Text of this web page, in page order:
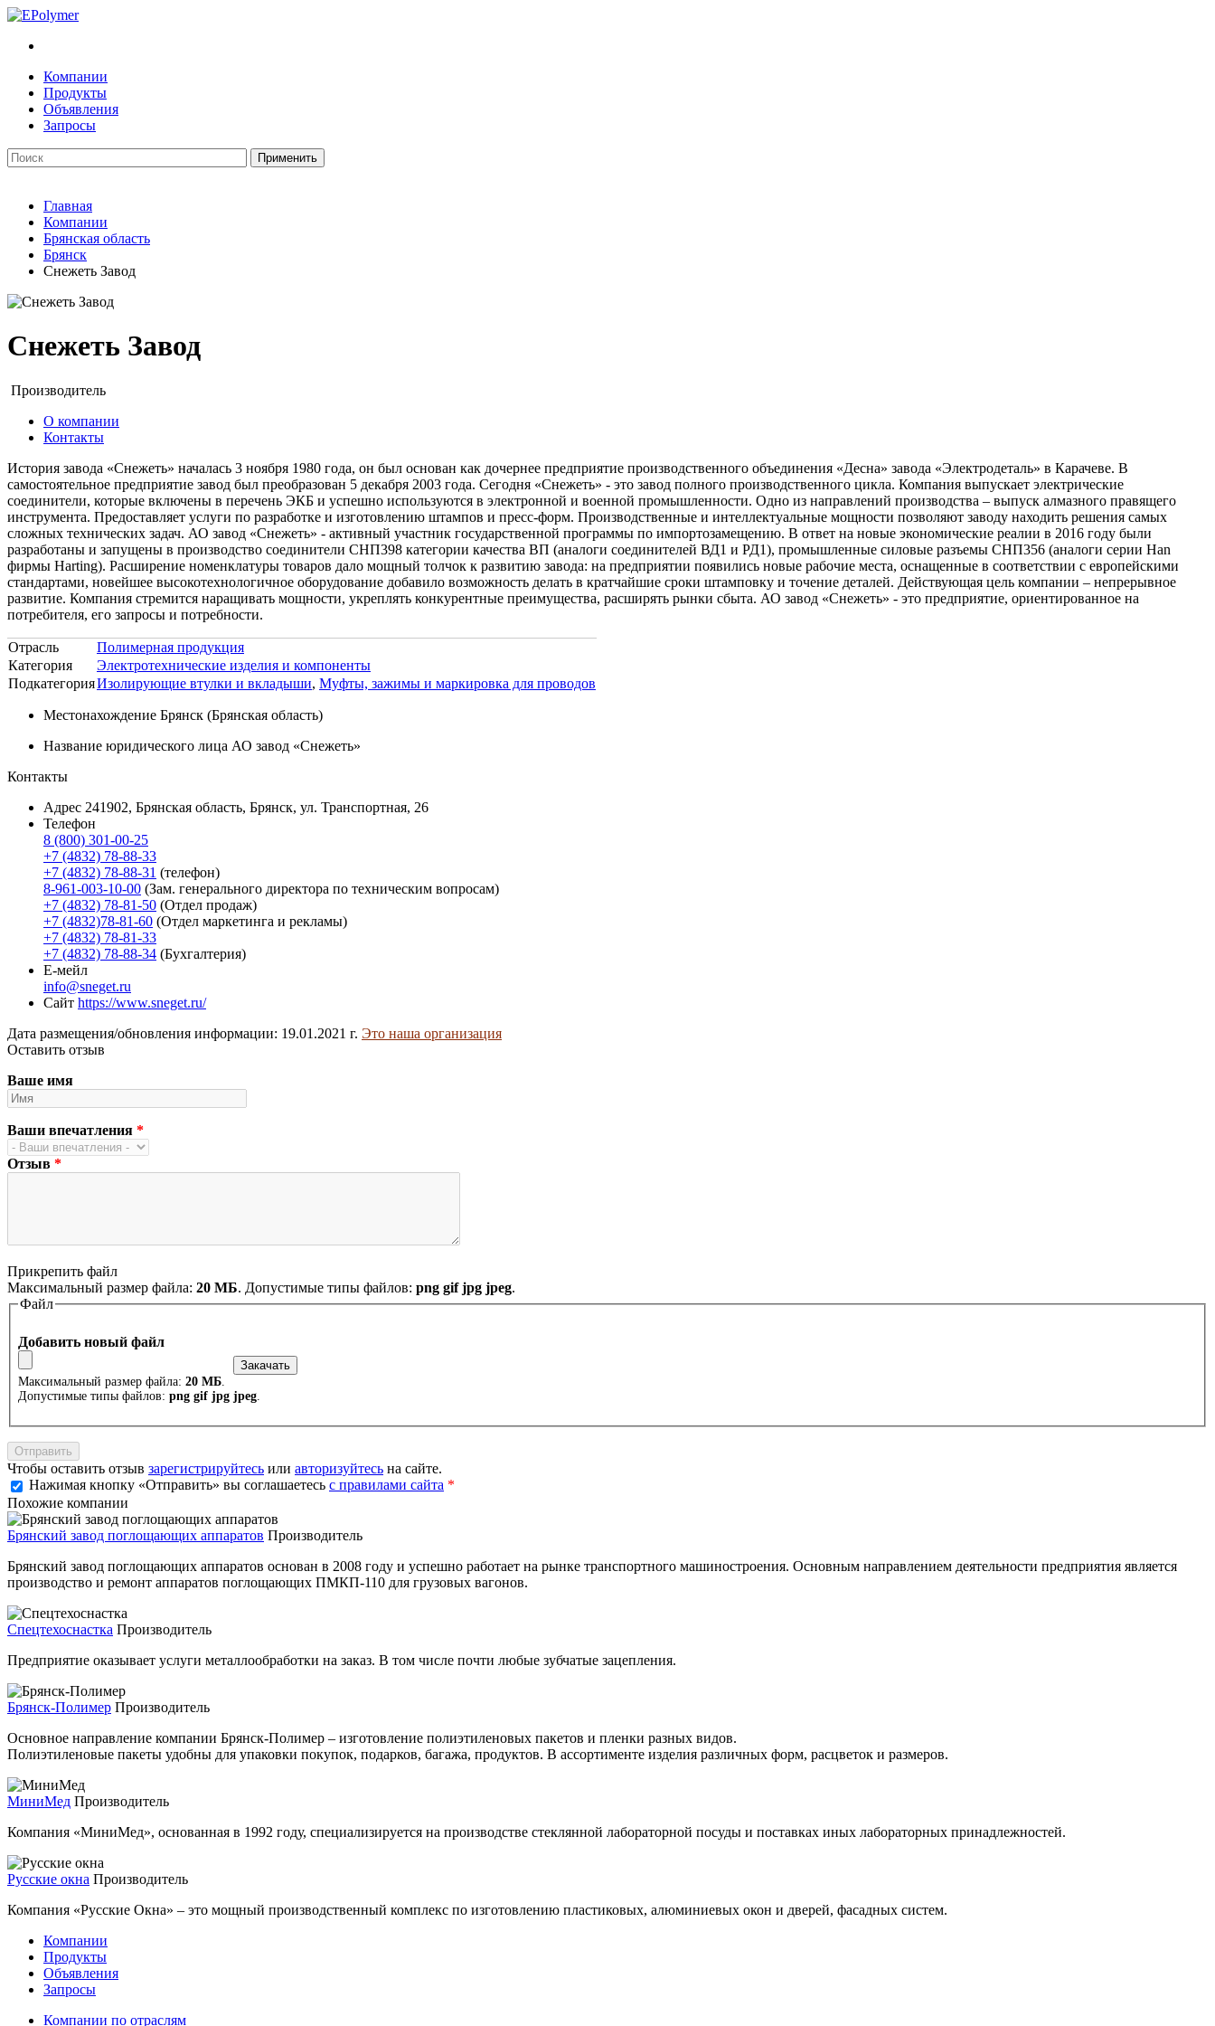
Компании
Продукты
Объявления
Запросы
Главная
Компании
Брянская область
Брянск
Снежеть Завод
Снежеть Завод
Производитель
О компании
Контакты
История завода «Снежеть» началась 3 ноября 1980 года, он был основан как дочернее предприятие производственного объединения «Десна» завода «Электродеталь» в Карачеве. В
самостоятельное предприятие завод был преобразован 5 декабря 2003 года. Сегодня «Снежеть» - это завод полного производственного цикла. Компания выпускает электрические
соединители, которые включены в перечень ЭКБ и успешно используются в электронной и военной промышленности. Одно из направлений производства – выпуск алмазного правящего
инструмента. Предоставляет услуги по разработке и изготовлению штампов и пресс-форм. Производственные и интеллектуальные мощности позволяют заводу находить решения самых
сложных технических задач. АО завод «Снежеть» - активный участник государственной программы по импортозамещению. В ответ на новые экономические реалии в 2016 году были
разработаны и запущены в производство соединители СНП398 категории качества ВП (аналоги соединителей ВД1 и РД1), промышленные силовые разъемы СНП356 (аналоги серии Han
фирмы Harting). Расширение номенклатуры товаров дало мощный толчок к развитию завода: на предприятии появились новые рабочие места, оснащенные в соответствии с европейскими
стандартами, новейшее высокотехнологичное оборудование добавило возможность делать в кратчайшие сроки штамповку и точение деталей. Действующая цель компании – непрерывное
развитие. Компания стремится наращивать мощности, укреплять конкурентные преимущества, расширять рынки сбыта. АО завод «Снежеть» - это предприятие, ориентированное на
потребителя, его запросы и потребности.
Отрасль
Полимерная продукция
Категория
Электротехнические изделия и компоненты
ПодкатегорияИзолирующие втулки и вкладыши, Муфты, зажимы и маркировка для проводов
Местонахождение Брянск (Брянская область)
Название юридического лица АО завод «Снежеть»
Контакты
Адрес 241902, Брянская область, Брянск, ул. Транспортная, 26
Телефон
8 (800) 301-00-25
+7 (4832) 78-88-33
+7 (4832) 78-88-31 (телефон)
8-961-003-10-00 (Зам. генерального директора по техническим вопросам)
+7 (4832) 78-81-50 (Отдел продаж)
+7 (4832)78-81-60 (Отдел маркетинга и рекламы)
+7 (4832) 78-81-33
+7 (4832) 78-88-34 (Бухгалтерия)
Е-мейл
info@sneget.ru
Сайт https://www.sneget.ru/
Дата размещения/обновления информации: 19.01.2021 г. Это наша организация
Оставить отзыв
Ваше имя
Ваши впечатления *
Отзыв *
Прикрепить файл
Максимальный размер файла: 20 МБ. Допустимые типы файлов: png gif jpg jpeg.
Файл
Добавить новый файл
Максимальный размер файла: 20 МБ
Допустимые типы файлов: png gif jpg jpeg
Чтобы оставить отзыв зарегистрируйтесь или авторизуйтесь на сайте.
Нажимая кнопку «Отправить» вы соглашаетесь с правилами сайта *
Похожие компании
Брянский завод поглощающих аппаратов Производитель
Брянский завод поглощающих аппаратов основан в 2008 году и успешно работает на рынке транспортного машиностроения. Основным направлением деятельности предприятия является
производство и ремонт аппаратов поглощающих ПМКП-110 для грузовых вагонов.
Спецтехоснастка Производитель
Предприятие оказывает услуги металлообработки на заказ. В том числе почти любые зубчатые зацепления.
Брянск-Полимер Производитель
Основное направление компании Брянск-Полимер – изготовление полиэтиленовых пакетов и пленки разных видов.
Полиэтиленовые пакеты удобны для упаковки покупок, подарков, багажа, продуктов. В ассортименте изделия различных форм, расцветок и размеров.
МиниМед Производитель
Компания «МиниМед», основанная в 1992 году, специализируется на производстве стеклянной лабораторной посуды и поставках иных лабораторных принадлежностей.
Русские окна Производитель
Компания «Русские Окна» – это мощный производственный комплекс по изготовлению пластиковых, алюминиевых окон и дверей, фасадных систем.
Компании
Продукты
Объявления
Запросы
Компании по отраслям